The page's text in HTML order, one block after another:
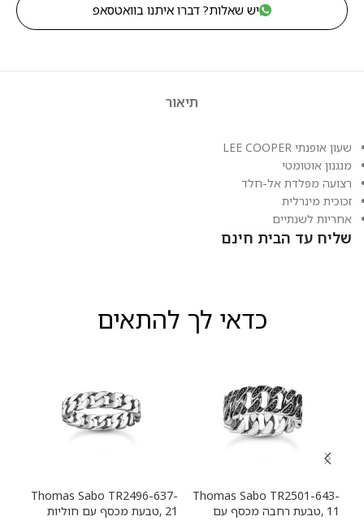
יש שאלות? דברו איתנו בוואטסאפ
תיאור
שעון אופנתי LEE COOPER
מנגנון אוטומטי
רצועה מפלדת אל-חלד
זכוכית מינרלית
אחריות לשנתיים
שליח עד הבית חינם
כדאי לך להתאים
Thomas Sabo TR2501-643-
11 ,טבעת רחבה מכסף עם
Thomas Sabo TR2496-637-
21 ,טבעת מכסף עם חוליות